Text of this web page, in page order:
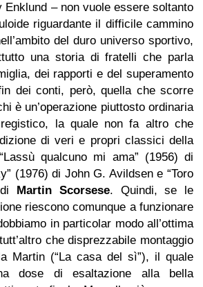
– non vuole essere soltanto
riguardante il difficile cammino
del duro universo sportivo,
una storia di fratelli che parla
dei rapporti e del superamento
dei conti, però, quella che scorre
è un’operazione piuttosto ordinaria
la quale non fa altro che
di veri e propri classici della
qualcuno mi ama” (1956) di
(1976) di John G. Avildsen e “Toro
Martin Scorsese. Quindi, se le
riescono comunque a funzionare
in particolar modo all’ottima
che disprezzabile montaggio
Martin (“La casa del sì”), il quale
dose di esaltazione alla bella